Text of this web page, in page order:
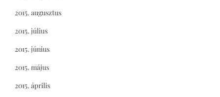
2015. augusztus
2015. július
2015. június
2015. május
2015. április